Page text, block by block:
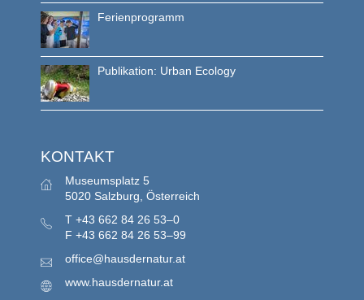
Ferienprogramm
Publikation: Urban Ecology
KONTAKT
Museumsplatz 5
5020 Salzburg, Österreich
T +43 662 84 26 53–0
F +43 662 84 26 53–99
office@hausdernatur.at
www.hausdernatur.at